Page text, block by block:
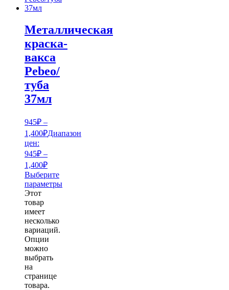
Металлическая
краска-
вакса
Pebeo/
туба
37мл
945₽ –
1,400₽Диапазон
цен:
945₽ –
1,400₽
Выберите
параметры
Этот
товар
имеет
несколько
вариаций.
Опции
можно
выбрать
на
странице
товара.